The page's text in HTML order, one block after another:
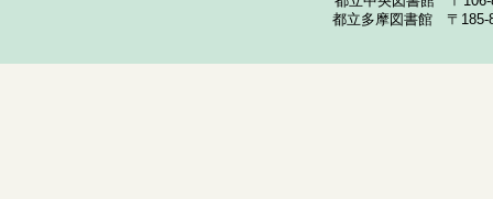
都立多摩図書館 〒185-